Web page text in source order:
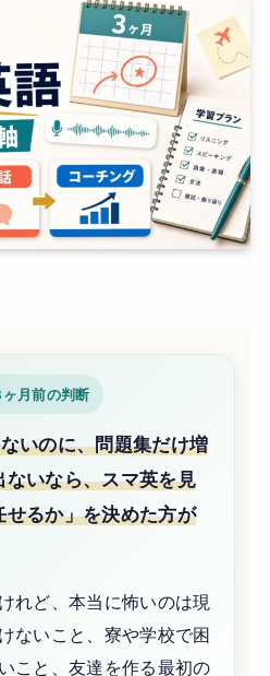
月前の判断
いのに、問題集だけ増
いなら、スマ英を見
るか」を決めた方が
れど、本当に怖いのは現
ないこと、寮や学校で困
こと、友達を作る最初の